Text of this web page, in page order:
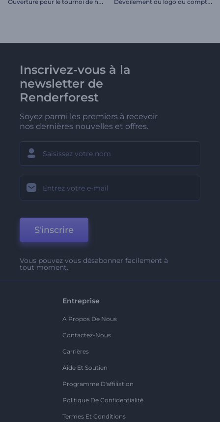
Inscrivez-vous à la
newsletter de
Renderforest
Soyez parmi les premiers à recevoir
nos dernières nouvelles et offres.
S'inscrire
Vous pouvez vous désabonner facilement à
tout moment.
Entreprise
A Propos De Nous
Contactez-Nous
Carrières
Aide Et Soutien
Programme D'affiliation
Politique De Confidentialité
Termes Et Conditions